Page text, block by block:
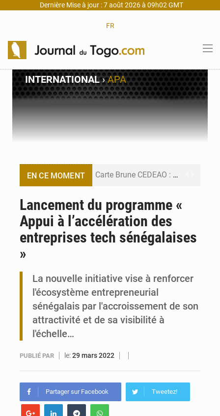
Dernière Mise à jour : 7 août 2026 à 09h02 GMT
FR
INTERNATIONAL›APA
EN CE MOMENT Carte Brune CEDEAO : Lomé mise sur la digitalisation des sinistres
Budget vert 2027 : Le ministère de l’Économie forme ses cadres à Lomé
Travail domestique non rémunéré : à Saly, l’Afrique veut en mesurer la valeur
Lancement du programme «
Appui à l’accélération des
entreprises tech sénégalaises
»
La nouvelle initiative vise à renforcer
l'écosystème entrepreneurial
sénégalais par l'accroissement de son
attractivité et de sa visibilité à
l'échelle…
PUBLIÉ PAR le:29 mars 2022
Partager sur Facebook Tweetez!